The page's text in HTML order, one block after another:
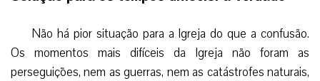
Não há pior situação para a Igreja do que a confusão.
Os momentos mais difíceis da Igreja não foram as
perseguições, nem as guerras, nem as catástrofes naturais,